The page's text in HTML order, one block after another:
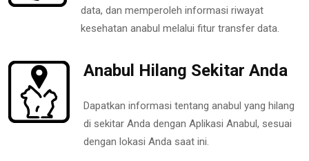
data, dan memperoleh informasi riwayat
kesehatan anabul melalui fitur transfer data.
Anabul Hilang Sekitar Anda
Dapatkan informasi tentang anabul yang hilang
di sekitar Anda dengan Aplikasi Anabul, sesuai
dengan lokasi Anda saat ini.